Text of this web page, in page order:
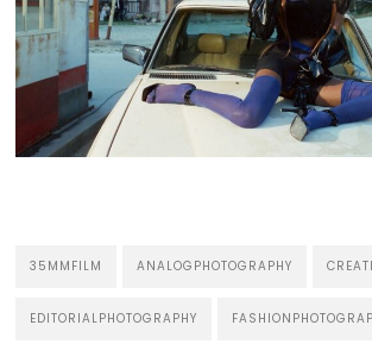
35MMFILM ANALOGPHOTOGRAPHY
EDITORIALPHOTOGRAPHY